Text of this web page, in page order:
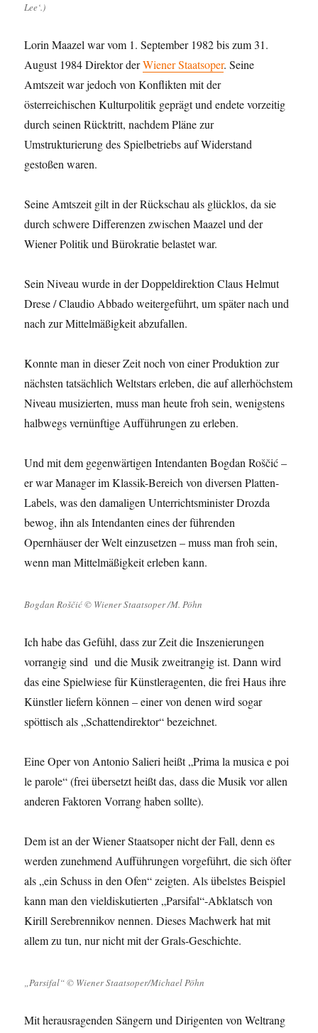
Lee‘.)
Lorin Maazel war vom 1. September 1982 bis zum 31.
August 1984 Direktor derWiener Staatsoper. Seine
Amtszeit war jedoch von Konflikten mit der
österreichischen Kulturpolitik geprägt und endete vorzeitig
durch seinen Rücktritt, nachdem Pläne zur
Umstrukturierung des Spielbetriebs auf Widerstand
gestoßen waren.
Seine Amtszeit gilt in der Rückschau als glücklos, da sie
durch schwere Differenzen zwischen Maazel und der
Wiener Politik und Bürokratie belastet war.
Sein Niveau wurde in der Doppeldirektion Claus Helmut
Drese / Claudio Abbado weitergeführt, um später nach und
nach zur Mittelmäßigkeit abzufallen.
Konnte man in dieser Zeit noch von einer Produktion zur
nächsten tatsächlich Weltstars erleben, die auf allerhöchstem
Niveau musizierten, muss man heute froh sein, wenigstens
halbwegs vernünftige Aufführungen zu erleben.
Und mit dem gegenwärtigen Intendanten Bogdan Roščić –
er war Manager im Klassik-Bereich von diversen Platten-
Labels, was den damaligen Unterrichtsminister Drozda
bewog, ihn als Intendanten eines der führenden
Opernhäuser der Welt einzusetzen – muss man froh sein,
wenn man Mittelmäßigkeit erleben kann.
Bogdan Roščić © Wiener Staatsoper /M. Pöhn
Ich habe das Gefühl, dass zur Zeit die Inszenierungen
vorrangig sind und die Musik zweitrangig ist. Dann wird
das eine Spielwiese für Künstleragenten, die frei Haus ihre
Künstler liefern können – einer von denen wird sogar
spöttisch als „Schattendirektor“ bezeichnet.
Eine Oper von Antonio Salieri heißt „Prima la musica e poi
le parole“ (frei übersetzt heißt das, dass die Musik vor allen
anderen Faktoren Vorrang haben sollte).
Dem ist an der Wiener Staatsoper nicht der Fall, denn es
werden zunehmend Aufführungen vorgeführt, die sich öfter
als „ein Schuss in den Ofen“ zeigten. Als übelstes Beispiel
kann man den vieldiskutierten „Parsifal“-Abklatsch von
Kirill Serebrennikov nennen. Dieses Machwerk hat mit
allem zu tun, nur nicht mit der Grals-Geschichte.
„Parsifal“ © Wiener Staatsoper/Michael Pöhn
Mit herausragenden Sängern und Dirigenten von Weltrang